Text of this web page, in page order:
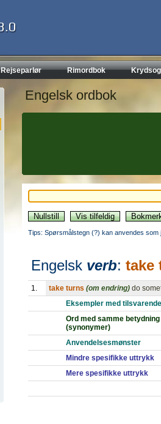
Rejseparlør Rimordbok
Engelsk ordbok
Tips: Spørsmålstegn (?) kan anvendes
Engelsk verb: take
1. take turns (om endring) do
Eksempler med
Ord med samme betydning
(synonymer)
Anvendelsesmønster
Mindre spesifikke uttrykk
Mere spesifikke uttrykk